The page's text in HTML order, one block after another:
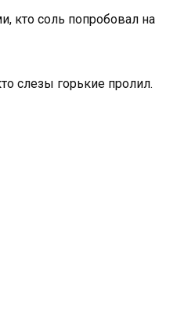
кто соль попробовал на
слезы горькие пролил.